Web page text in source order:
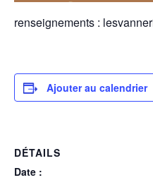
renseignements :
Ajouter au calendrier
DÉTAILS
Date :